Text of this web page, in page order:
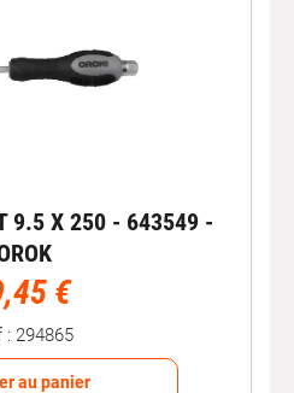
9.5 X 250 - 643549 -
€
: 294865
au panier